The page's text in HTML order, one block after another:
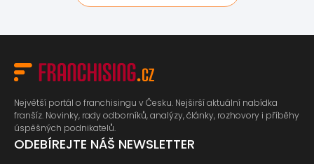
Největší portál o franchisingu v Česku. Nejširší aktuální nabídka
franšíz. Novinky, rady odborníků, analýzy, články, rozhovory i příběhy
úspěšných podnikatelů.
ODEBÍREJTE NÁŠ NEWSLETTER